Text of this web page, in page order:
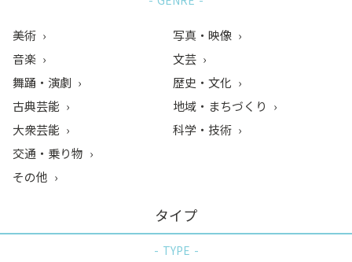
美術
音楽
舞踊・演劇
古典芸能
大衆芸能
写真・映像
文芸
歴史・文化
地域・まちづくり
科学・技術
交通・乗り物
その他
タイプ
TYPE